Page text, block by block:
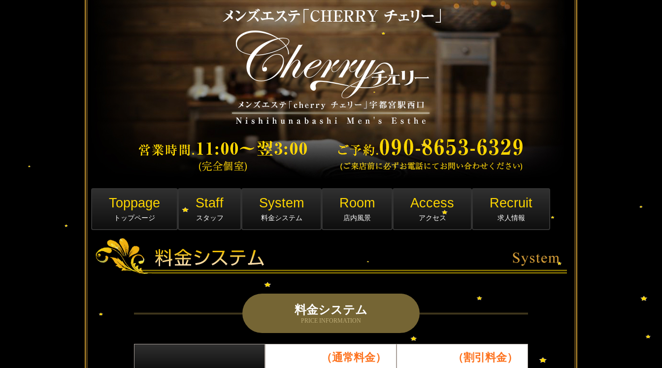
Toppage
トップページ
Staff
スタッフ
System
料金システム
Room
店内風景
Access
アクセス
Recruit
求人情報
料金システム
PRICE INFORMATION
（通常料金） （割引料金）